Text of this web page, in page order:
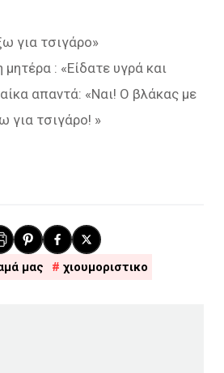
για τσιγάρο»
: «Είδατε υγρά και
απαντά: «Ναι! Ο βλάκας με
για τσιγάρο! »
μας χιουμοριστικο